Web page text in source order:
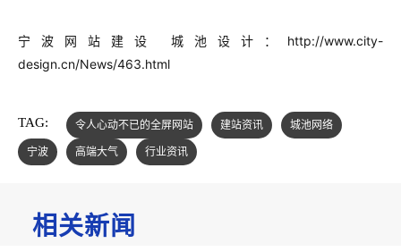
宁波网站建设 城池设计：http://www.city-
design.cn/News/463.html
TAG: 令人心动不已的全屏网站 建站资讯
城池网络
宁波
高端大气 行业资讯
相关新闻